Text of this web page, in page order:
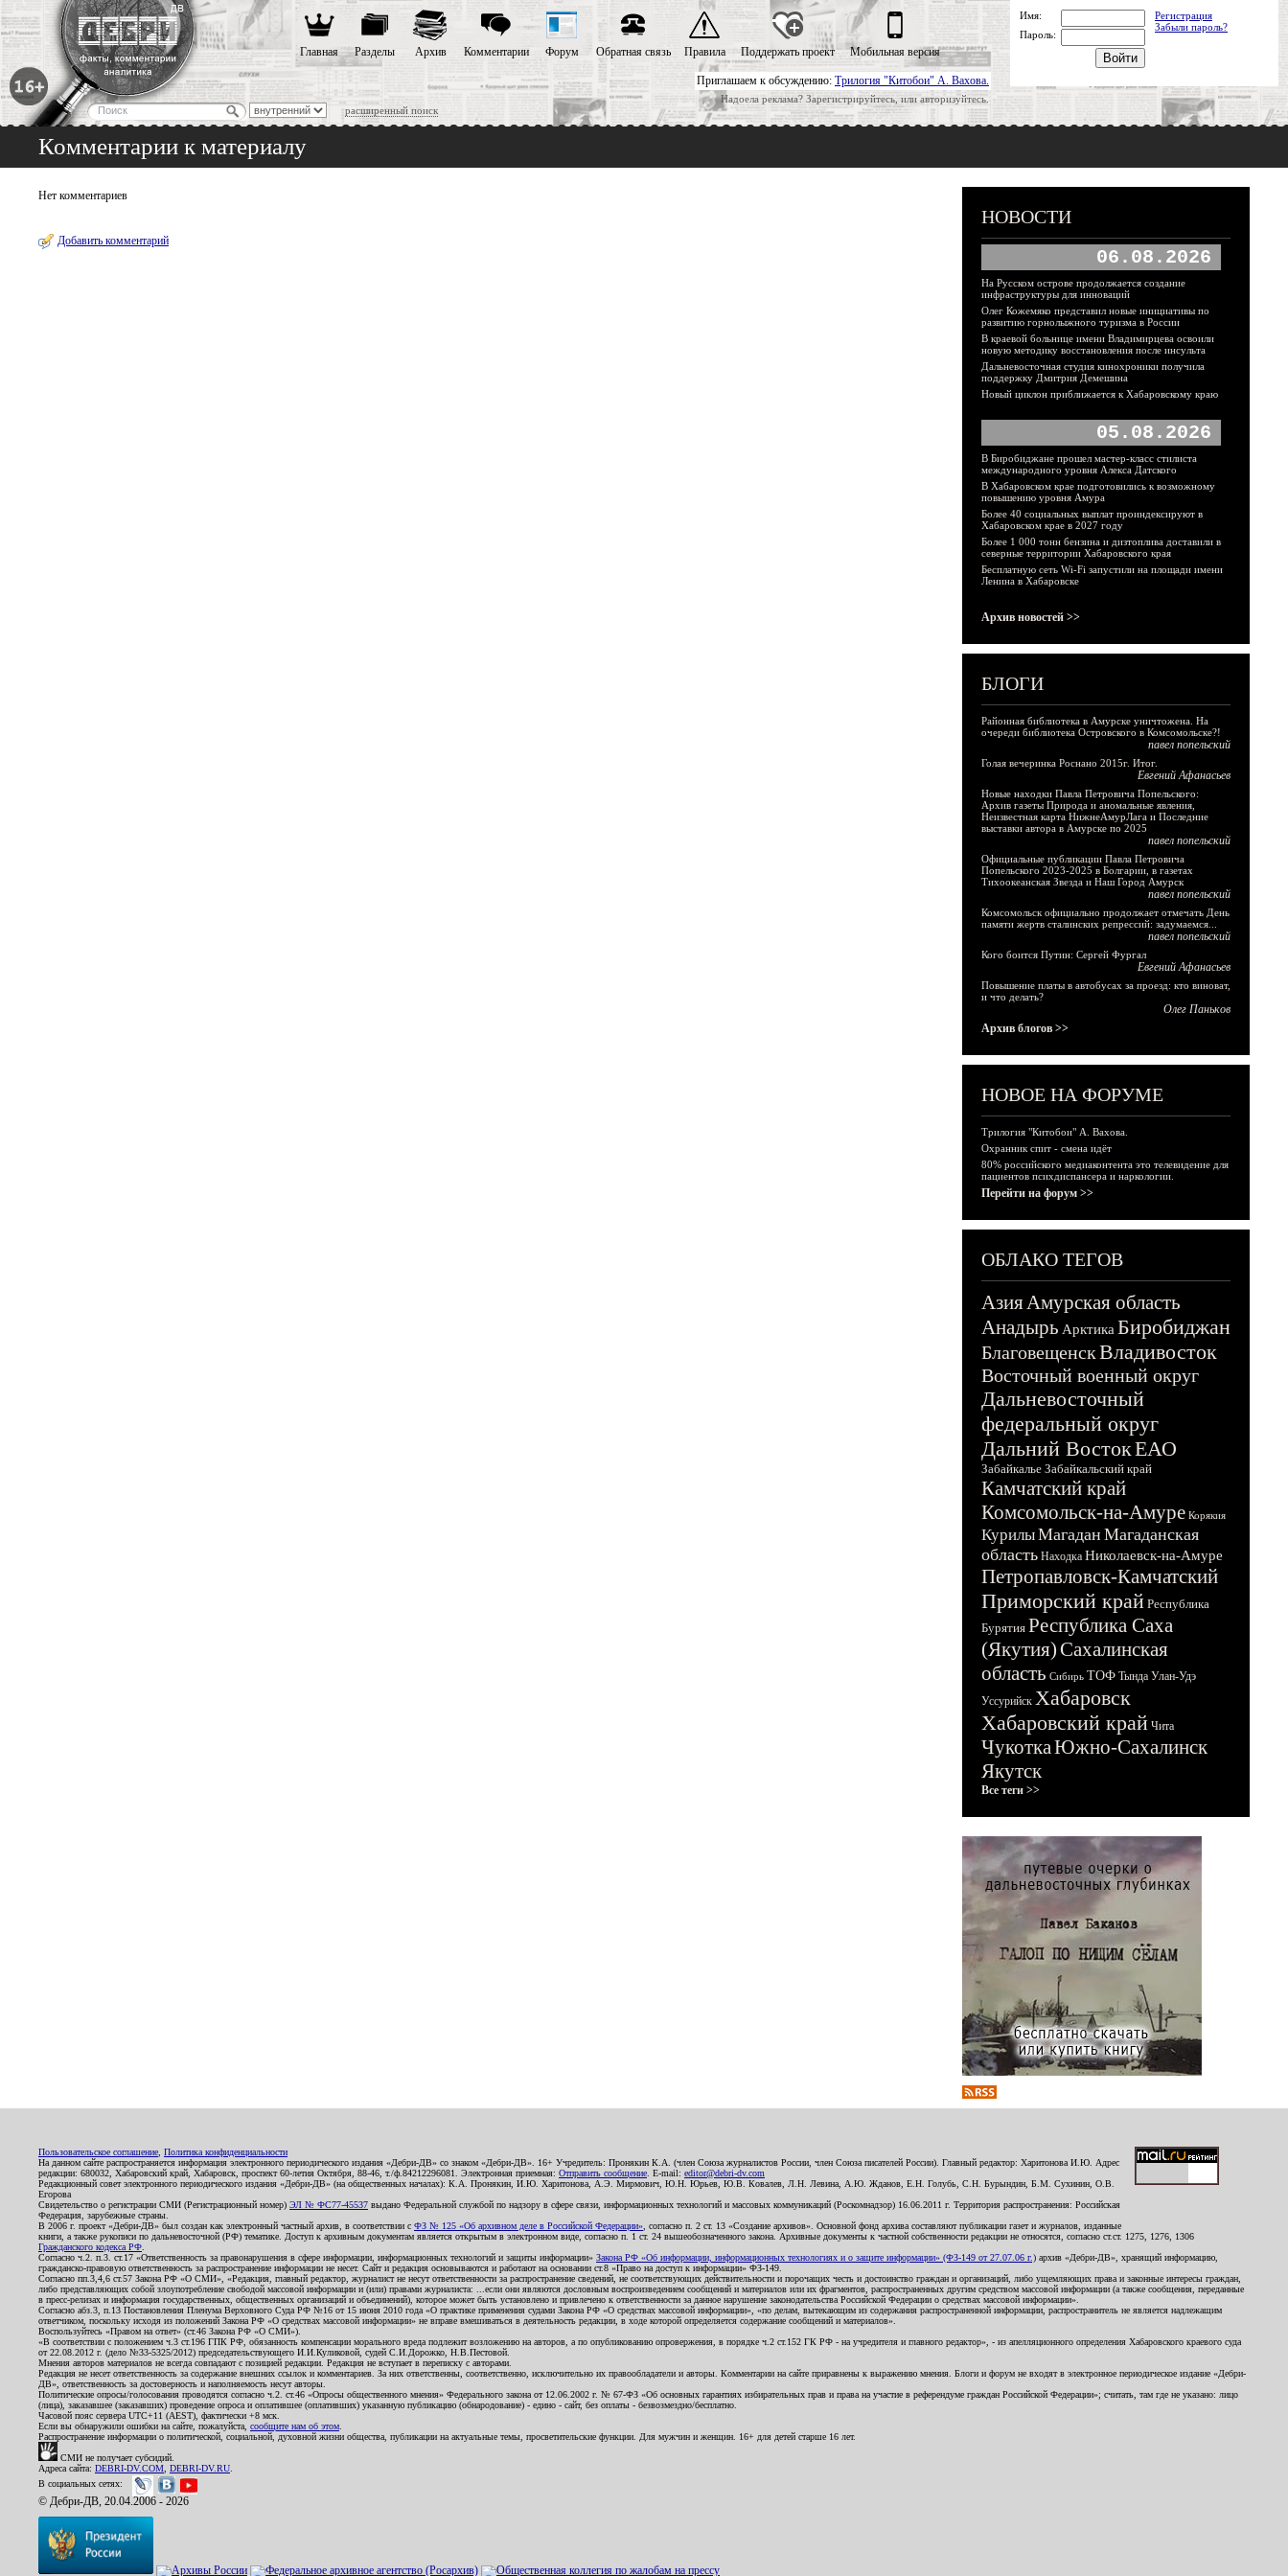
Приглашаем к обсуждению: Трилогия "Китобои" А. Вахова.
Надоела реклама? Зарегистрируйтесь, или авторизуйтесь.
расширенный поиск
Главная Разделы Архив Комментарии Форум Обратная связь Правила Поддержать проект Мобильная версия
Имя:
Регистрация
Забыли пароль?
Пароль:
Комментарии к материалу
Нет комментариев
Добавить комментарий
НОВОСТИ
06.08.2026
На Русском острове продолжается создание
инфраструктуры для инноваций
Олег Кожемяко представил новые инициативы по
развитию горнолыжного туризма в России
В краевой больнице имени Владимирцева освоили
новую методику восстановления после инсульта
Дальневосточная студия кинохроники получила
поддержку Дмитрия Демешина
Новый циклон приближается к Хабаровскому краю
05.08.2026
В Биробиджане прошел мастер-класс стилиста
международного уровня Алекса Датского
В Хабаровском крае подготовились к возможному
повышению уровня Амура
Более 40 социальных выплат проиндексируют в
Хабаровском крае в 2027 году
Более 1 000 тонн бензина и дизтоплива доставили в
северные территории Хабаровского края
Бесплатную сеть Wi-Fi запустили на площади имени
Ленина в Хабаровске
Архив новостей >>
БЛОГИ
Районная библиотека в Амурске уничтожена. На
очереди библиотека Островского в Комсомольске?!
павел попельский
Голая вечеринка Роснано 2015г. Итог.
Евгений Афанасьев
Новые находки Павла Петровича Попельского:
Архив газеты Природа и аномальные явления,
Неизвестная карта НижнеАмурЛага и Последние
выставки автора в Амурске по 2025
павел попельский
Официальные публикации Павла Петровича
Попельского 2023-2025 в Болгарии, в газетах
Тихоокеанская Звезда и Наш Город Амурск
павел попельский
Комсомольск официально продолжает отмечать День
памяти жертв сталинских репрессий: задумаемся...
павел попельский
Кого боится Путин: Сергей Фургал
Евгений Афанасьев
Повышение платы в автобусах за проезд: кто виноват,
и что делать?
Олег Паньков
Архив блогов >>
НОВОЕ НА ФОРУМЕ
Трилогия "Китобои" А. Вахова.
Охранник спит - смена идёт
80% российского медиаконтента это телевидение для
пациентов психдиспансера и наркологии.
Перейти на форум >>
ОБЛАКО ТЕГОВ
АзияАмурская область
Анадырь Арктика Биробиджан
БлаговещенскВладивосток
Восточный военный округ
Дальневосточный
федеральный округ
Дальний ВостокЕАО
Забайкалье Забайкальский край
Камчатский край
Комсомольск-на-Амуре Корякия
КурилыМагадан Магаданская
область Находка Николаевск-на-Амуре
Петропавловск-Камчатский
Приморский край Республика
Бурятия Республика Саха
(Якутия)Сахалинская
область Сибирь ТОФ Тында Улан-Удэ
Уссурийск Хабаровск
Хабаровский край Чита
ЧукоткаЮжно-Сахалинск
Якутск
Все теги >>
Пользовательское соглашение Политика конфиденциальности
На данном сайте распространяется информация электронного периодического издания «Дебри-ДВ» со знаком «Дебри-ДВ». 16+ Учредитель: Пронякин К.А. (член Союза журналистов России, член Союза писателей России). Главный редактор: Харитонова И.Ю. Адрес
редакции: 680032, Хабаровский край, Хабаровск, проспект 60-летия Октября, 88-46, т./ф.84212296081. Электронная приемная: Отправить сообщение . E-mail: editor@debri-dv.com
Редакционный совет электронного периодического издания «Дебри-ДВ» (на общественных началах): К.А. Пронякин, И.Ю. Харитонова, А.Э. Мирмович, Ю.Н. Юрьев, Ю.В. Ковалев, Л.Н. Левина, А.Ю. Жданов, Е.Н. Голубь, С.Н. Бурындин, Б.М. Сухинин, О.В.
Егорова
Свидетельство о регистрации СМИ (Регистрационный номер) ЭЛ № ФС77-45537 выдано Федеральной службой по надзору в сфере связи, информационных технологий и массовых коммуникаций (Роскомнадзор) 16.06.2011 г. Территория распространения: Российская
Федерация, зарубежные страны.
В 2006 г. проект «Дебри-ДВ» был создан как электронный частный архив, в соответствии с ФЗ № 125 «Об архивном деле в Российской Федерации» , согласно п. 2 ст. 13 «Создание архивов». Основной фонд архива составляют публикации газет и журналов, изданные
книги, а также рукописи по дальневосточной (РФ) тематике. Доступ к архивным документам является открытым в электронном виде, согласно п. 1 ст. 24 вышеобозначенного закона. Архивные документы к частной собственности редакции не относятся, согласно ст.ст. 1275, 1276, 1306
Гражданского кодекса РФ
Согласно ч.2. п.3. ст.17 «Ответственность за правонарушения в сфере информации, информационных технологий и защиты информации» Закона РФ «Об информации, информационных технологиях и о защите информации» (ФЗ-149 от 27.07.06 г.) архив «Дебри-ДВ», хранящий информацию,
гражданско-правовую ответственность за распространение информации не несет. Сайт и редакция основываются и работают на основании ст.8 «Право на доступ к информации» ФЗ-149.
Согласно пп.3,4,6 ст.57 Закона РФ «О СМИ», «Редакция, главный редактор, журналист не несут ответственности за распространение сведений, не соответствующих действительности и порочащих честь и достоинство граждан и организаций, либо ущемляющих права и законные интересы граждан,
либо представляющих собой злоупотребление свободой массовой информации и (или) правами журналиста: ...если они являются дословным воспроизведением сообщений и материалов или их фрагментов, распространенных другим средством массовой информации (а также сообщения, переданные
в пресс-релизах и информация государственных, общественных организаций и объединений), которое может быть установлено и привлечено к ответственности за данное нарушение законодательства Российской Федерации о средствах массовой информации».
Согласно абз.3, п.13 Постановления Пленума Верховного Суда РФ №16 от 15 июня 2010 года «О практике применения судами Закона РФ «О средствах массовой информации», «по делам, вытекающим из содержания распространенной информации, распространитель не является надлежащим
ответчиком, поскольку исходя из положений Закона РФ «О средствах массовой информации» не вправе вмешиваться в деятельность редакции, в ходе которой определяется содержание сообщений и материалов».
Воспользуйтесь «Правом на ответ» (ст.46 Закона РФ «О СМИ»).
«В соответствии с положением ч.3 ст.196 ГПК РФ, обязанность компенсации морального вреда подлежит возложению на авторов, а по опубликованию опровержения, в порядке ч.2 ст.152 ГК РФ - на учредителя и главного редактор», - из апелляционного определения Хабаровского краевого суда
от 22.08.2012 г. (дело №33-5325/2012) председательствующего И.И.Куликовой, судей С.И.Дорожко, Н.В.Пестовой.
Мнения авторов материалов не всегда совпадают с позицией редакции. Редакция не вступает в переписку с авторами.
Редакция не несет ответственность за содержание внешних ссылок и комментариев. За них ответственны, соответственно, исключительно их правообладатели и авторы. Комментарии на сайте приравнены к выражению мнения. Блоги и форум не входят в электронное периодическое издание «Дебри-
ДВ», ответственность за достоверность и наполняемость несут авторы.
Политические опросы/голосования проводятся согласно ч.2. ст.46 «Опросы общественного мнения» Федерального закона от 12.06.2002 г. № 67-ФЗ «Об основных гарантиях избирательных прав и права на участие в референдуме граждан Российской Федерации»; считать, там где не указано: лицо
(лица), заказавшее (заказавших) проведение опроса и оплатившее (оплативших) указанную публикацию (обнародование) - едино - сайт, без оплаты - безвозмездно/бесплатно.
Часовой пояс сервера UTC+11 (AEST), фактически +8 мск.
Если вы обнаружили ошибки на сайте, пожалуйста, сообщите нам об этом
Распространение информации о политической, социальной, духовной жизни общества, публикации на актуальные темы, просветительские функции. Для мужчин и женщин. 16+ для детей старше 16 лет.
СМИ не получает субсидий.
Адреса сайта: DEBRI-DV.COM DEBRI-DV.RU
В социальных сетях:
© Дебри-ДВ, 20.04.2006 - 2026